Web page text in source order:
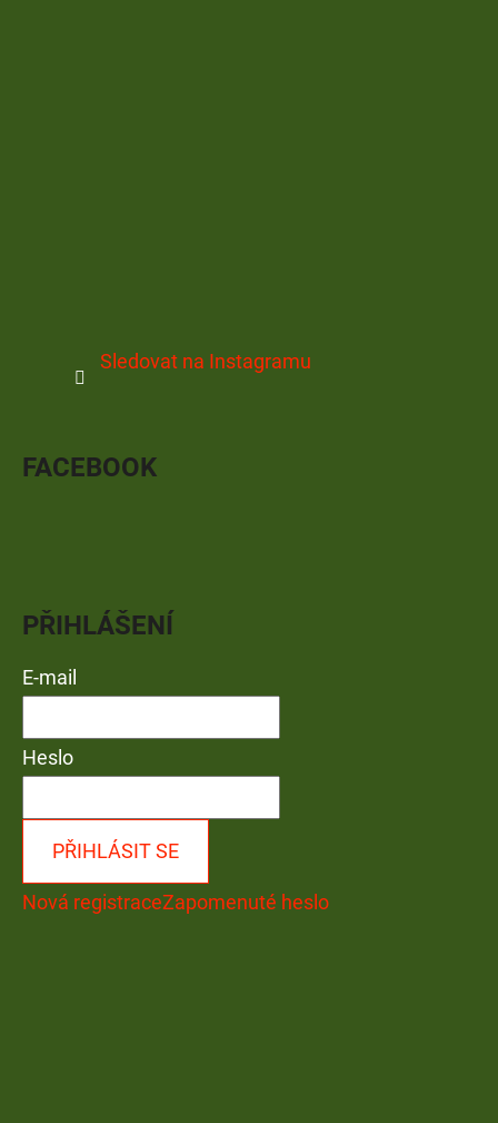
Sledovat na Instagramu
FACEBOOK
PŘIHLÁŠENÍ
E-mail
Heslo
PŘIHLÁSIT SE
Nová registraceZapomenuté heslo